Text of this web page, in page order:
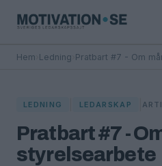
Hem Ledning Pratbart #7 - Om
LEDNING LEDARSKAP
Pratbart #7 -
styrelsearbete